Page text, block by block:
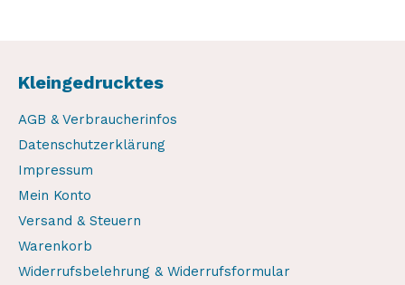
Kleingedrucktes
AGB & Verbraucherinfos
Datenschutzerklärung
Impressum
Mein Konto
Versand & Steuern
Warenkorb
Widerrufsbelehrung & Widerrufsformular